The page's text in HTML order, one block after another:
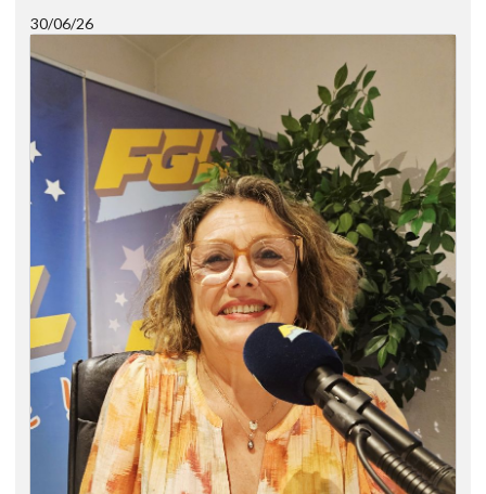
30/06/26